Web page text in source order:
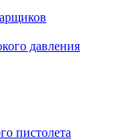
давления
пистолета